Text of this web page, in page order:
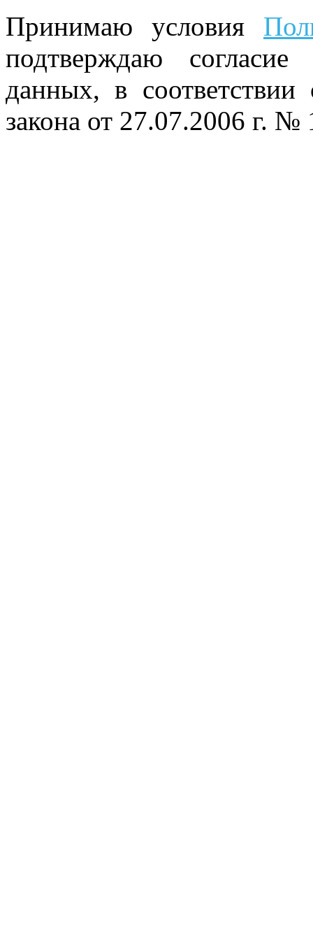
Принимаю условия
подтверждаю
данных, в соответствии
закона от 27.07.2006 г.